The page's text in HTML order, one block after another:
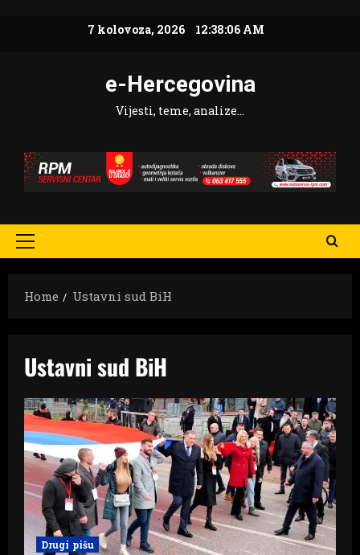
7 kolovoza, 2026 12:38:08 AM
e-Hercegovina
Vijesti, teme, analize…
Primary
Home
Ustavni sud BiH
Ustavni sud BiH
Drugi pišu